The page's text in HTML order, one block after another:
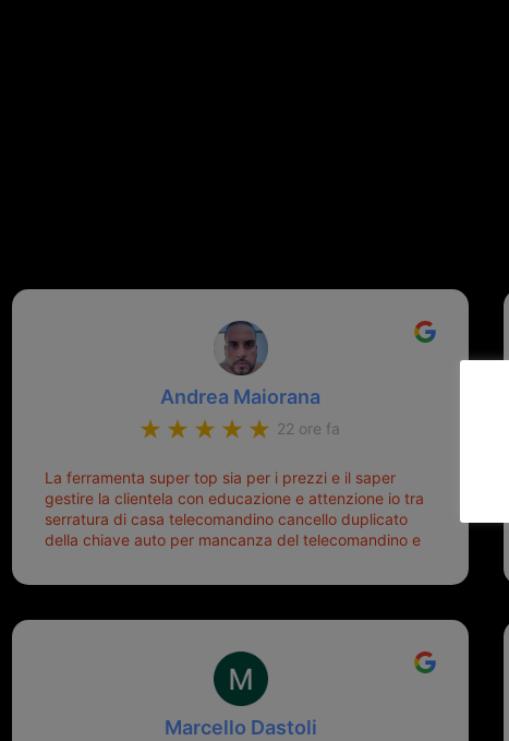
Andrea Maiorana
22 ore fa
La ferramenta super top sia per i prezzi e il saper
gestire la clientela con educazione e attenzione io tra
serratura di casa telecomandino cancello duplicato
della chiave auto per mancanza del telecomandino e
meglio ferramenta de ostia e poi il prorietario il signor
Marcello Dastoli